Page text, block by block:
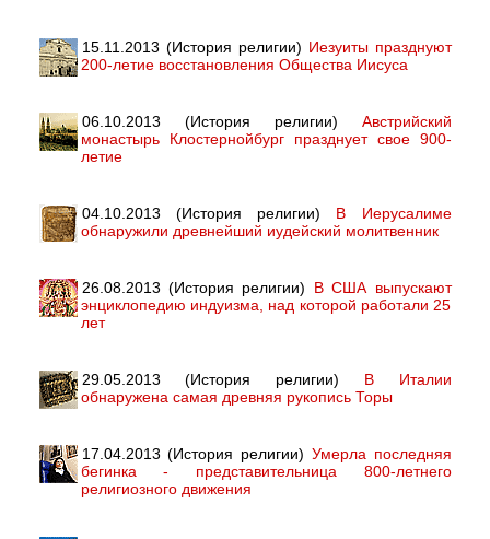
15.11.2013 (История религии) Иезуиты празднуют
200-летие восстановления Общества Иисуса
06.10.2013 (История религии) Австрийский
монастырь Клостернойбург празднует свое 900-
летие
04.10.2013 (История религии) В Иерусалиме
обнаружили древнейший иудейский молитвенник
26.08.2013 (История религии) В США выпускают
энциклопедию индуизма, над которой работали 25
лет
29.05.2013 (История религии) В Италии
обнаружена самая древняя рукопись Торы
17.04.2013 (История религии) Умерла последняя
бегинка - представительница 800-летнего
религиозного движения